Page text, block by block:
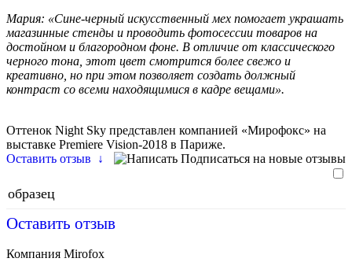
Мария: «Сине-черный искусственный мех помогает украшать
магазинные стенды и проводить фотосессии товаров на
достойном и благородном фоне. В отличие от классического
черного тона, этот цвет смотрится более свежо и
креативно, но при этом позволяет создать должный
контраст со всеми находящимися в кадре вещами».
Оттенок Night Sky представлен компанией «Мирофокс» на
выставке Premiere Vision-2018 в Париже.
Подписаться на новые отзывы
Оставить отзыв ↓
образец
Оставить отзыв
Компания Mirofox